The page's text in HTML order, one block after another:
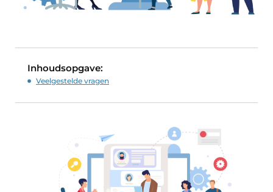
Inhoudsopgave:
Veelgestelde vragen